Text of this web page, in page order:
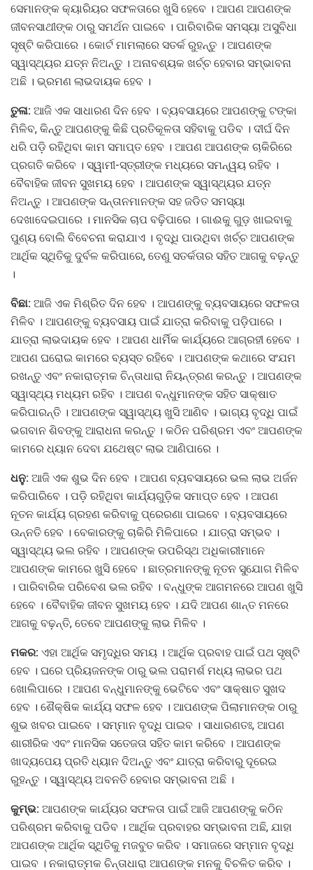
ସେମାନଙ୍କ କ୍ୟାରିୟର ସଫଳତାରେ ଖୁସି ହେବେ । ଆପଣ ଆପଣଙ୍କ
ଜୀବନସାଥୀଙ୍କ ଠାରୁ ସମର୍ଥନ ପାଇବେ । ପାରିବାରିକ ସମସ୍ୟା ଅସୁବିଧା
ସୃଷ୍ଟି କରିପାରେ । କୋର୍ଟ ମାମଲାରେ ସତର୍କ ରୁହନ୍ତୁ । ଆପଣଙ୍କ
ସ୍ୱାସ୍ଥ୍ୟର ଯତ୍ନ ନିଅନ୍ତୁ । ଅନାବଶ୍ୟକ ଖର୍ଚ୍ଚ ହେବାର ସମ୍ଭାବନା
ଅଛି । ଭ୍ରମଣ ଲାଭଦାୟକ ହେବ ।
ତୁଳା: ଆଜି ଏକ ସାଧାରଣ ଦିନ ହେବ । ବ୍ୟବସାୟରେ ଆପଣଙ୍କୁ ଟଙ୍କା
ମିଳିବ, କିନ୍ତୁ ଆପଣଙ୍କୁ କିଛି ପ୍ରତିକୂଳତା ସହିବାକୁ ପଡିବ । ଦୀର୍ଘ ଦିନ
ଧରି ପଡ଼ି ରହିଥିବା କାମ ସମାପ୍ତ ହେବ । ଆପଣ ଆପଣଙ୍କ ଚାକିରିରେ
ପ୍ରଗତି କରିବେ । ସ୍ୱାମୀ-ସ୍ତ୍ରୀଙ୍କ ମଧ୍ୟରେ ସମନ୍ୱୟ ରହିବ ।
ବୈବାହିକ ଜୀବନ ସୁଖମୟ ହେବ । ଆପଣଙ୍କ ସ୍ୱାସ୍ଥ୍ୟର ଯତ୍ନ
ନିଅନ୍ତୁ । ଆପଣଙ୍କ ସନ୍ତାନମାନଙ୍କ ସହ ଜଡିତ ସମସ୍ୟା
ଦେଖାଦେଇପାରେ । ମାନସିକ ଚାପ ବଢ଼ିପାରେ । ଗାଈକୁ ଗୁଡ଼ ଖାଇବାକୁ
ପୁଣ୍ୟ ବୋଲି ବିବେଚନା କରାଯାଏ । ବୃଦ୍ଧି ପାଉଥିବା ଖର୍ଚ୍ଚ ଆପଣଙ୍କ
ଆର୍ଥିକ ସ୍ଥିତିକୁ ଦୁର୍ବଳ କରିପାରେ, ତେଣୁ ସତର୍କତାର ସହିତ ଆଗକୁ ବଢ଼ନ୍ତୁ
।
ବିଛା: ଆଜି ଏକ ମିଶ୍ରିତ ଦିନ ହେବ । ଆପଣଙ୍କୁ ବ୍ୟବସାୟରେ ସଫଳତା
ମିଳିବ । ଆପଣଙ୍କୁ ବ୍ୟବସାୟ ପାଇଁ ଯାତ୍ରା କରିବାକୁ ପଡ଼ିପାରେ ।
ଯାତ୍ରା ଲାଭଦାୟକ ହେବ । ଆପଣ ଧାର୍ମିକ କାର୍ଯ୍ୟରେ ଆଗ୍ରହୀ ହେବେ ।
ଆପଣ ଘରୋଇ କାମରେ ବ୍ୟସ୍ତ ରହିବେ । ଆପଣଙ୍କ କଥାରେ ସଂଯମ
ରଖନ୍ତୁ ଏବଂ ନକାରାତ୍ମକ ଚିନ୍ତାଧାରା ନିୟନ୍ତ୍ରଣ କରନ୍ତୁ । ଆପଣଙ୍କ
ସ୍ୱାସ୍ଥ୍ୟ ମଧ୍ୟମ ରହିବ । ଆପଣ ବନ୍ଧୁମାନଙ୍କ ସହିତ ସାକ୍ଷାତ
କରିପାରନ୍ତି । ଆପଣଙ୍କ ସ୍ୱାସ୍ଥ୍ୟ ଖୁସି ଆଣିବ । ଭାଗ୍ୟ ବୃଦ୍ଧି ପାଇଁ
ଭଗବାନ ଶିବଙ୍କୁ ଆରାଧନା କରନ୍ତୁ । କଠିନ ପରିଶ୍ରମ ଏବଂ ଆପଣଙ୍କ
କାମରେ ଧ୍ୟାନ ଦେବା ଯଥେଷ୍ଟ ଲାଭ ଆଣିପାରେ ।
ଧନୁ: ଆଜି ଏକ ଶୁଭ ଦିନ ହେବ । ଆପଣ ବ୍ୟବସାୟରେ ଭଲ ଲାଭ ଅର୍ଜନ
କରିପାରିବେ । ପଡ଼ି ରହିଥିବା କାର୍ଯ୍ୟଗୁଡ଼ିକ ସମାପ୍ତ ହେବ । ଆପଣ
ନୂତନ କାର୍ଯ୍ୟ ଗ୍ରହଣ କରିବାକୁ ପ୍ରେରଣା ପାଇବେ । ବ୍ୟବସାୟରେ
ଉନ୍ନତି ହେବ । ବେକାରଙ୍କୁ ଚାକିରି ମିଳିପାରେ । ଯାତ୍ରା ସମ୍ଭବ ।
ସ୍ୱାସ୍ଥ୍ୟ ଭଲ ରହିବ । ଆପଣଙ୍କ ଉପରିସ୍ଥ ଅଧିକାରୀମାନେ
ଆପଣଙ୍କ କାମରେ ଖୁସି ହେବେ । ଛାତ୍ରମାନଙ୍କୁ ନୂତନ ସୁଯୋଗ ମିଳିବ
। ପାରିବାରିକ ପରିବେଶ ଭଲ ରହିବ । ବନ୍ଧୁଙ୍କ ଆଗମନରେ ଆପଣ ଖୁସି
ହେବେ । ବୈବାହିକ ଜୀବନ ସୁଖମୟ ହେବ । ଯଦି ଆପଣ ଶାନ୍ତ ମନରେ
ଆଗକୁ ବଢ଼ନ୍ତି, ତେବେ ଆପଣଙ୍କୁ ଲାଭ ମିଳିବ ।
ମକର: ଏହା ଆର୍ଥିକ ସମୃଦ୍ଧିର ସମୟ । ଆର୍ଥିକ ପ୍ରବାହ ପାଇଁ ପଥ ସୃଷ୍ଟି
ହେବ । ଘରେ ପ୍ରିୟଜନଙ୍କ ଠାରୁ ଭଲ ପରାମର୍ଶ ମଧ୍ୟ ଲାଭର ପଥ
ଖୋଲିପାରେ । ଆପଣ ବନ୍ଧୁମାନଙ୍କୁ ଭେଟିବେ ଏବଂ ସାକ୍ଷାତ ସୁଖଦ
ହେବ । ଶୈକ୍ଷିକ କାର୍ଯ୍ୟ ସଫଳ ହେବ । ଆପଣଙ୍କ ପିଲାମାନଙ୍କ ଠାରୁ
ଶୁଭ ଖବର ପାଇବେ । ସମ୍ମାନ ବୃଦ୍ଧି ପାଇବ । ସାଧାରଣତଃ, ଆପଣ
ଶାରୀରିକ ଏବଂ ମାନସିକ ସତେଜତା ସହିତ କାମ କରିବେ । ଆପଣଙ୍କ
ଖାଦ୍ୟପେୟ ପ୍ରତି ଧ୍ୟାନ ଦିଅନ୍ତୁ ଏବଂ ଯାତ୍ରା କରିବାରୁ ଦୂରେଇ
ରୁହନ୍ତୁ । ସ୍ୱାସ୍ଥ୍ୟ ଅବନତି ହେବାର ସମ୍ଭାବନା ଅଛି ।
କୁମ୍ଭ: ଆପଣଙ୍କ କାର୍ଯ୍ୟର ସଫଳତା ପାଇଁ ଆଜି ଆପଣଙ୍କୁ କଠିନ
ପରିଶ୍ରମ କରିବାକୁ ପଡିବ । ଆର୍ଥିକ ପ୍ରବାହର ସମ୍ଭାବନା ଅଛି, ଯାହା
ଆପଣଙ୍କ ଆର୍ଥିକ ସ୍ଥିତିକୁ ମଜବୁତ କରିବ । ସମାଜରେ ସମ୍ମାନ ବୃଦ୍ଧି
ପାଇବ । ନକାରାତ୍ମକ ଚିନ୍ତାଧାରା ଆପଣଙ୍କ ମନକୁ ବିଚଳିତ କରିବ ।